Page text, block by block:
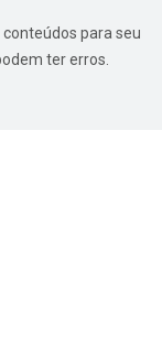
para seu
ter erros.